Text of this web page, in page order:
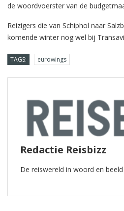
de woordvoerster van de
Reizigers die van Schiphol naar
komende winter nog wel bij
TAGS: eurowings
Redactie Reisbizz
De reiswereld in woord en beeld